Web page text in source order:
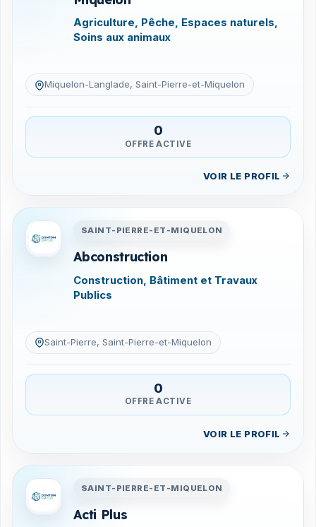
Agriculture, Pêche, Espaces naturels,
Soins aux animaux
Miquelon-Langlade, Saint-Pierre-et-Miquelon
0
OFFRE ACTIVE
VOIR LE PROFIL
SAINT-PIERRE-ET-MIQUELON
Abconstruction
Construction, Bâtiment et Travaux
Publics
Saint-Pierre, Saint-Pierre-et-Miquelon
0
OFFRE ACTIVE
VOIR LE PROFIL
SAINT-PIERRE-ET-MIQUELON
Acti Plus